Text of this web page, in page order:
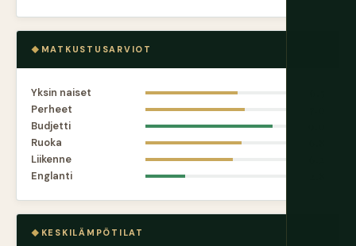
MATKUSTUSARVIOT
Yksin naiset
Perheet
Budjetti
Ruoka
Liikenne
Englanti
KESKILÄMPÖTILAT